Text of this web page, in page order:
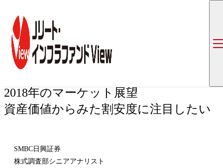
トップ
2018年02月24日
「J-REITファン2018」が開催
2018年のマーケット展望
資産価値からみた割安度に注目したい
SMBC日興証券
株式調査部シニアアナリスト